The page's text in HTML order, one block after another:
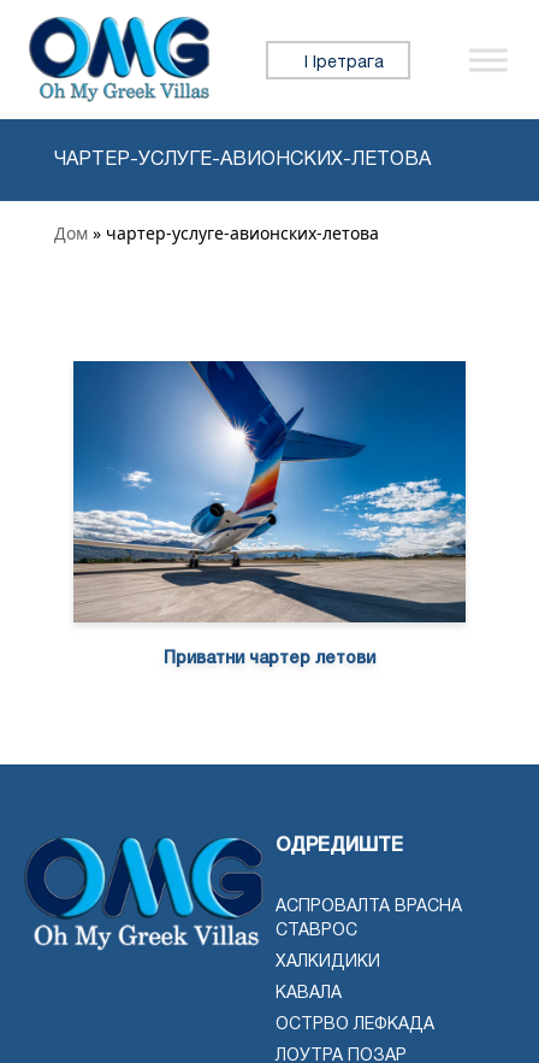
Прескочи на садржај
Претражи:
ЧАРТЕР-УСЛУГЕ-АВИОНСКИХ-ЛЕТОВА
Дом » чартер-услуге-авионских-летова
Приватни чартер летови
ОДРЕДИШТЕ
АСПРОВАЛТА ВРАСНА
СТАВРОС
ХАЛКИДИКИ
КАВАЛА
ОСТРВО ЛЕФКАДА
ЛОУТРА ПОЗАР